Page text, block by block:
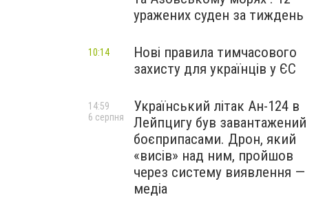
уражених суден за тиждень
Нові правила тимчасового
захисту для українців у ЄС
10:14
Український літак Ан-124 в
Лейпцигу був завантажений
боєприпасами. Дрон, який
«висів» над ним, пройшов
через систему виявлення —
медіа
14:59
6 серпня